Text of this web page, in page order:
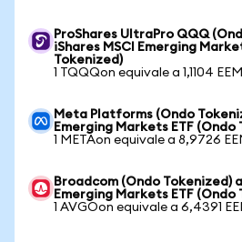
ProShares UltraPro QQQ
iShares MSCI Emerging
Tokenized)
1 TQQQon equivale a 1,1104
Meta Platforms (Ondo
Emerging Markets ETF (Ondo
1 METAon equivale a 8,9726
Broadcom (Ondo Tokenized) a
Emerging Markets ETF (Ondo
1 AVGOon equivale a 6,4391